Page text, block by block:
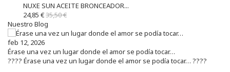
NUXE SUN ACEITE BRONCEADOR...
24,85 €35,50 €
Nuestro Blog
feb 12, 2026
Érase una vez un lugar donde el amor se podía tocar…
???? Érase una vez un lugar donde el amor se podía tocar… ????